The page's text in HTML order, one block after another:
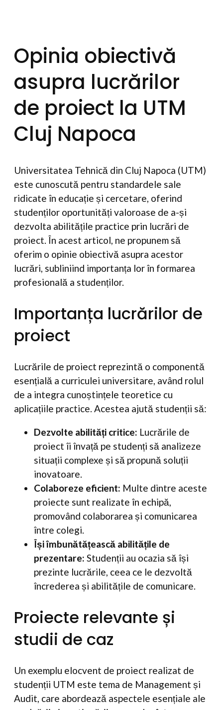
Opinia obiectivă
asupra lucrărilor
de proiect la UTM
Cluj Napoca
Universitatea Tehnică din Cluj Napoca (UTM)
este cunoscută pentru standardele sale
ridicate în educație și cercetare, oferind
studenților oportunități valoroase de a-și
dezvolta abilitățile practice prin lucrări de
proiect. În acest articol, ne propunem să
oferim o opinie obiectivă asupra acestor
lucrări, subliniind importanța lor în formarea
profesională a studenților.
Importanța lucrărilor de
proiect
Lucrările de proiect reprezintă o componentă
esențială a curriculei universitare, având rolul
de a integra cunoștințele teoretice cu
aplicațiile practice. Acestea ajută studenții să:
Dezvolte abilități critice: Lucrările de
proiect îi învață pe studenți să analizeze
situații complexe și să propună soluții
inovatoare.
Colaboreze eficient: Multe dintre aceste
proiecte sunt realizate în echipă,
promovând colaborarea și comunicarea
între colegi.
Își îmbunătățească abilitățile de
prezentare: Studenții au ocazia să își
prezinte lucrările, ceea ce le dezvoltă
încrederea și abilitățile de comunicare.
Proiecte relevante și
studii de caz
Un exemplu elocvent de proiect realizat de
studenții UTM este tema de Management și
Audit, care abordează aspectele esențiale ale